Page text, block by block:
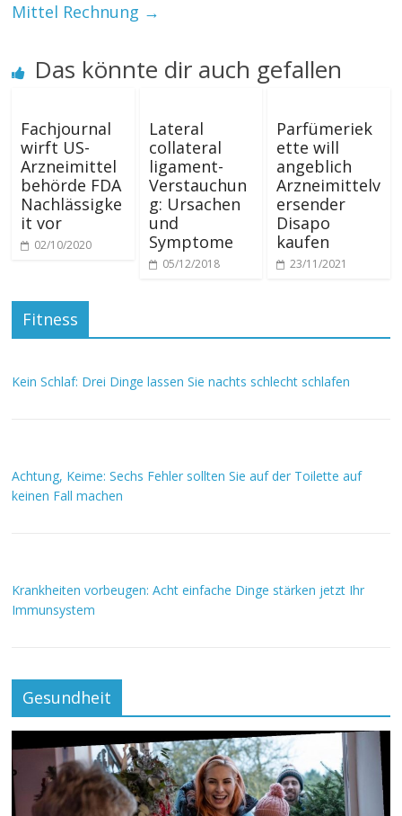
Mittel Rechnung →
Das könnte dir auch gefallen
Fachjournal
wirft US-
Arzneimittel
behörde FDA
Nachlässigke
it vor
02/10/2020
Lateral
collateral
ligament-
Verstauchun
g: Ursachen
und
Symptome
05/12/2018
Parfümeriek
ette will
angeblich
Arzneimittelv
ersender
Disapo
kaufen
23/11/2021
Fitness
Kein Schlaf: Drei Dinge lassen Sie nachts schlecht schlafen
Achtung, Keime: Sechs Fehler sollten Sie auf der Toilette auf
keinen Fall machen
Krankheiten vorbeugen: Acht einfache Dinge stärken jetzt Ihr
Immunsystem
Gesundheit